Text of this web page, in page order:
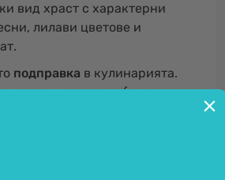
вид храст с характерни
лилави цветове и
подправка в кулинарията.
използват пресни (а не